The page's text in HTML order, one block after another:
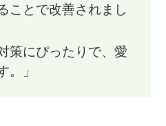
ことで改善されまし
策にぴったりで、愛
。」